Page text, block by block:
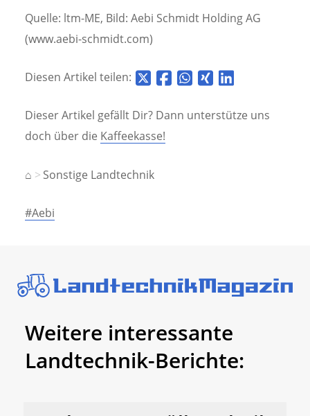
Quelle: ltm-ME, Bild: Aebi Schmidt Holding AG
(www.aebi-schmidt.com)
Diesen Artikel teilen:
Dieser Artikel gefällt Dir? Dann unterstütze uns
doch über die Kaffeekasse!
⌂ Sonstige Landtechnik
#Aebi
Weitere interessante
Landtechnik-Berichte: